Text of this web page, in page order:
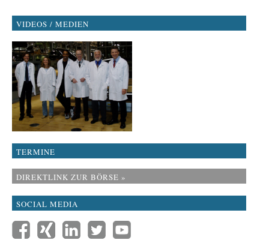
VIDEOS / MEDIEN
TERMINE
DIREKTLINK ZUR BÖRSE »
SOCIAL MEDIA